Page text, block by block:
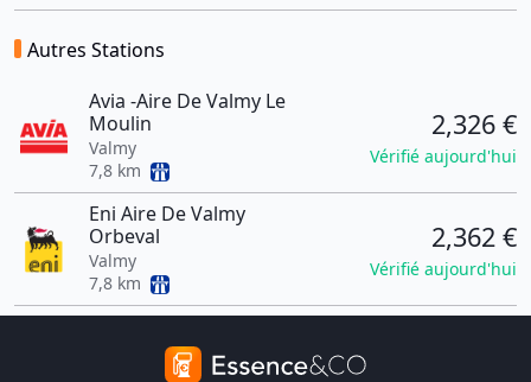
Autres Stations
Avia -Aire De Valmy Le
Moulin
Valmy
7,8 km
2,326 €
Vérifié aujourd'hui
Eni Aire De Valmy
Orbeval
Valmy
7,8 km
2,362 €
Vérifié aujourd'hui